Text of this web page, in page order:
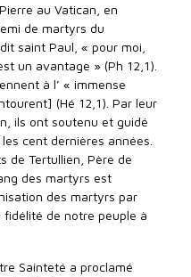
au Vatican, en
de martyrs du
saint Paul, « pour moi,
un avantage » (Ph 12,1).
à l’ « immense
(Hé 12,1). Par leur
ils ont soutenu et guidé
cent dernières années.
de Tertullien, Père de
des martyrs est
des martyrs par
fidélité de notre peuple à
Sainteté a proclamé